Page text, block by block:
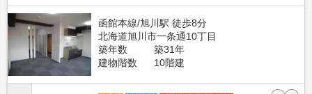
函館本線/旭川駅 徒歩8分
北海道旭川市一条通10丁目
築年数
築31年
建物階数
10階建